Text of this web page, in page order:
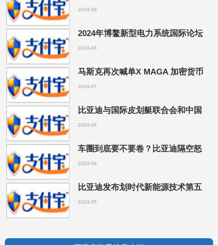
2024-08
2024年博鳌新型电力系统国际论坛
2024-08
马斯克再次喊单X MAGA 加密货币
2024-07
比亚迪与国际皮划艇联合会和中国
2024-06
车圈到底要不要卷？比亚迪隔空怒
2024-06
比亚迪发布划时代新能源技术第五
2024-05